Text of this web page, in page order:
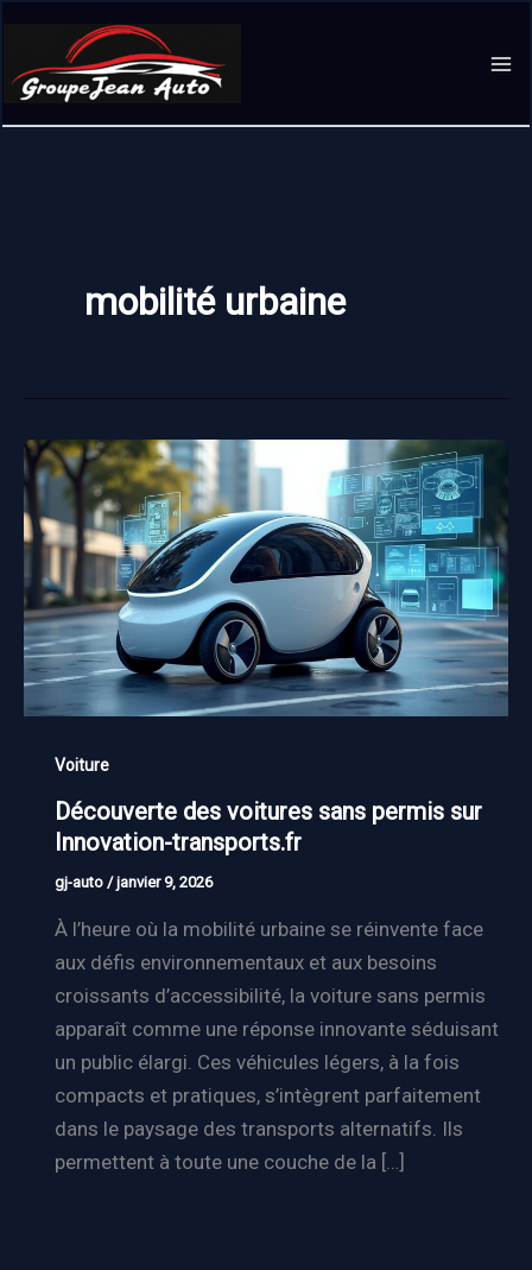
contenu
mobilité urbaine
Voiture
Découverte des voitures sans permis sur
Innovation-transports.fr
gj-auto /janvier 9, 2026
À l’heure où la mobilité urbaine se réinvente face
aux défis environnementaux et aux besoins
croissants d’accessibilité, la voiture sans permis
apparaît comme une réponse innovante séduisant
un public élargi. Ces véhicules légers, à la fois
compacts et pratiques, s’intègrent parfaitement
dans le paysage des transports alternatifs. Ils
permettent à toute une couche de la […]